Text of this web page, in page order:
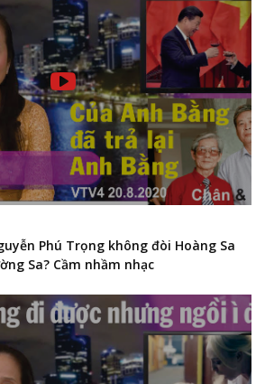
Phú Trọng không đòi Hoàng Sa
Sa? Cầm nhầm nhạc